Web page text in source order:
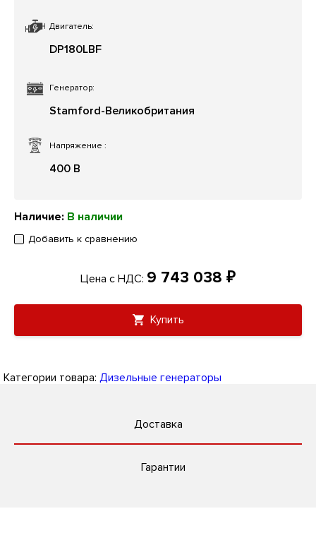
Двигатель:
DP180LBF
Напряжение :
400 В
Генератор:
Stamford-Великобритания
Наличие: В наличии
Добавить к сравнению
Цена с НДС: 9 743 038 ₽
Купить
Категории товара: Дизельные генераторы
Доставка
Гарантии